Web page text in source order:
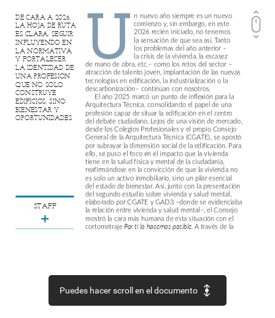
U n nuevo añosiempre esunnuevo
comienzoy, sinembargo, en este
2026 recién iniciado,notenemos
la sensación de quesea así.Tanto
losproblemas del añoanterior –
la crisis de lavivienda, la escasez
de manode obra,etc.– como los retos del sector –
atracción detalentojoven, implantación de las nuevas
tecnologíasen edificación, la industrializacióno la
descarbonización– continúan con nosotros.
El año2025 marcó un punto deinflexión para la
ArquitecturaTécnica, consolidando el papelde una
profesión capaz desituar la edificaciónenel centro
deldebate ciudadano. Lejos de unavisiónde mercado,
desde losColegios Profesionales y el propio Consejo
General de laArquitecturaTécnica (CGATE), seapostó
por subrayar ladimensión socialde la edificación. Para
ello, sepuso el foco enelimpactoque lavivienda
tiene en lasaludfísicay mental de la ciudadanía,
reafirmándose en laconvicción de que lavivienda no
essolo un activo inmobiliario,sino un pilaresencial
delestado debienestar.Así, juntocon la presentación
delsegundoestudio sobre viviendaysalud mental,
elaborado porCGATE y GAD3 –dondese evidenciaba
la relación entre viviendaysalud mental–,elConsejo
mostró la cara más humanadeestasituaciónconel
cortometraje Porti lo hacemos posible. A través de la
técnicaydigitalatravésdelprogramadeformación
profesionales
cursosde competenciasdigitalesestámostrando
digitalización
delsector.
DE CARA A 2026,
LA HOJA DE RUTA
ES CLARA: SEGUIR
INFLUYENDO EN
LA NORMATIVA
Y FORTALECER
LA IDENTIDAD DE
UNA PROFESIÓN
QUE NO SOLO
CONSTRUYE
EDIFICIOS, SINO
BIENESTAR Y
OPORTUNIDADES
STAFF
Puedes hacer scroll en el documento